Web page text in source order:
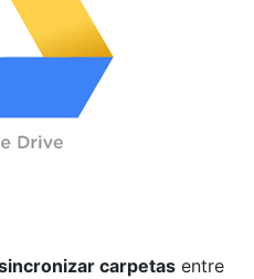
carpetas entre